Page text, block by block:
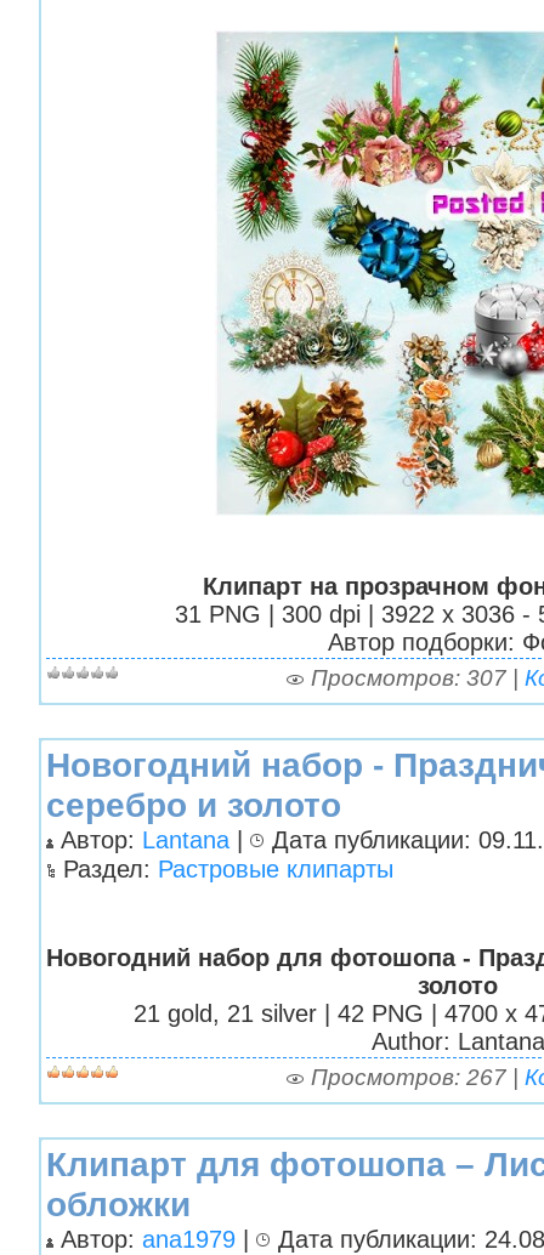
Клипарт на прозрачном
31 PNG | 300 dpi | 3922 x 3036 -
Автор подборки:
Просмотров: 307 |
Новогодний набор -
серебро и золото
Автор: Lantana |
Дата публикации:
Раздел: Растровые клипарты
Новогодний набор для фотошопа -
золото
21 gold, 21 silver | 42 PNG | 4700 x
Author: Lantana
Просмотров: 267 |
Клипарт для фотошопа –
обложки
Автор: ana1979 |
Дата публикации: